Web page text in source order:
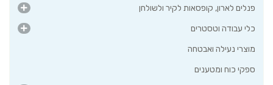
ולשולחן